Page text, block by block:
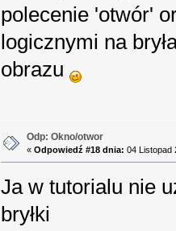
polecenie 'otwór'
logicznymi na
obrazu
Odp: Okno/otwor
«Odpowiedź #18 dnia: 04 Listopad
Ja w tutorialu nie
bryłki